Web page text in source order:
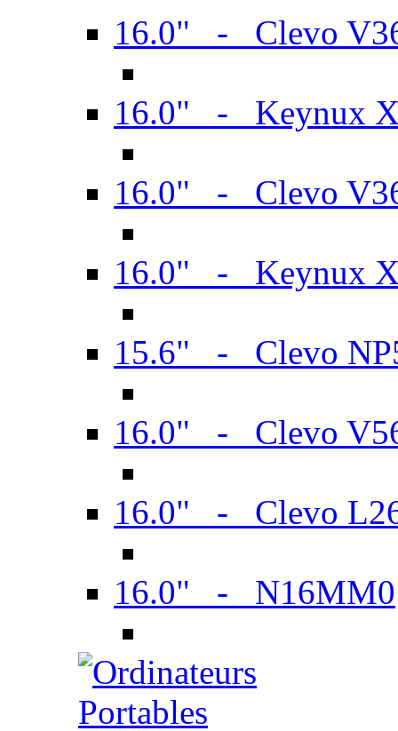
16.0" - Clevo
16.0" - Keynux
16.0" - Clevo
16.0" - Keynux
15.6" - Clevo
16.0" - Clevo
16.0" - Clevo
16.0" - N16MM0